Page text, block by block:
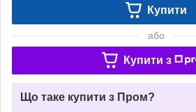
Купити
або
Купити з
Що таке купити з Пром?